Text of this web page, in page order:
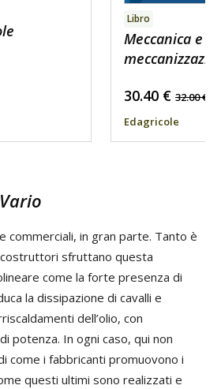
Libro
Meccanica e
30.40 € 32.00€
Edagricole
commerciali, in gran parte. Tanto è
sfruttano questa
come la forte presenza di
la dissipazione di cavalli e
dell’olio, con
potenza. In ogni caso, qui non
come i fabbricanti promuovono i
questi ultimi sono realizzati e